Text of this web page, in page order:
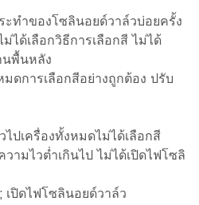
ทำของโซลินอยด์วาล์วบ่อยครั้ง
ม่ได้เลือกวิธีการเลือกสี ไม่ได้
พื้นหลัง
มดการเลือกสีอย่างถูกต้อง ปรับ
ปเครื่องทั้งหมดไม่ได้เลือกสี
วามไวต่ำเกินไป ไม่ได้เปิดไฟโซลิ
เปิดไฟโซลินอยด์วาล์ว